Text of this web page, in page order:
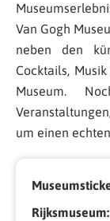
Van Gogh
neben den
Cocktails,
Museum.
um einen
Rijksmuseum: